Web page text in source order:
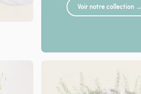
Voir notre collection →